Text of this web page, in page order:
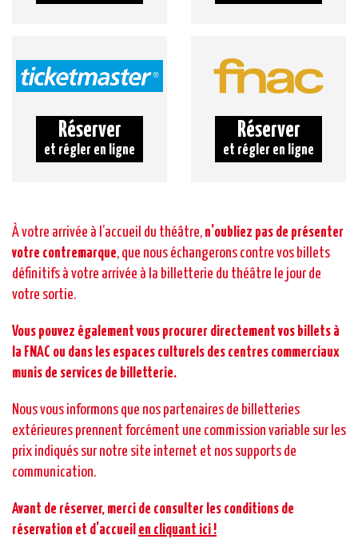
Réserver
et régler en ligne
Réserver
et régler en ligne
À votre arrivée à l’accueil du théâtre, n’oubliez pas de présenter
votre contremarque, que nous échangerons contre vos billets
définitifs à votre arrivée à la billetterie du théâtre le jour de
votre sortie.
Vous pouvez également vous procurer directement vos billets à
la FNAC ou dans les espaces culturels des centres commerciaux
munis de services de billetterie.
Nous vous informons que nos partenaires de billetteries
extérieures prennent forcément une commission variable sur les
prix indiqués sur notre site internet et nos supports de
communication.
Avant de réserver, merci de consulter les conditions de
réservation et d’accueil en cliquant ici !